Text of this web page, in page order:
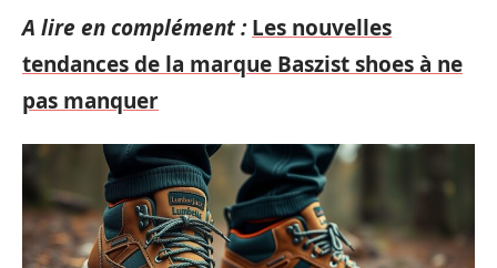
A lire en complément : Les nouvelles
tendances de la marque Baszist shoes à ne
pas manquer